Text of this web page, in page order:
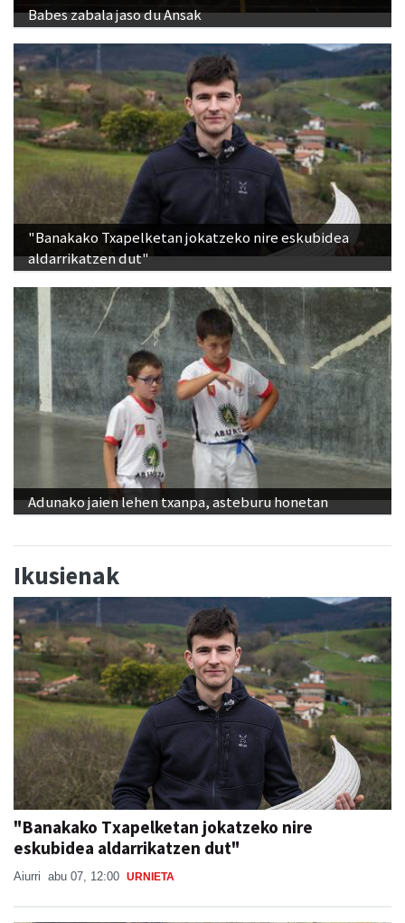
"Banakako Txapelketan jokatzeko nire eskubidea
aldarrikatzen dut"
Adunako jaien lehen txanpa, asteburu honetan
"Banakako Txapelketan jokatzeko nire
eskubidea aldarrikatzen dut"
Aiurri abu 07, 12:00 URNIETA